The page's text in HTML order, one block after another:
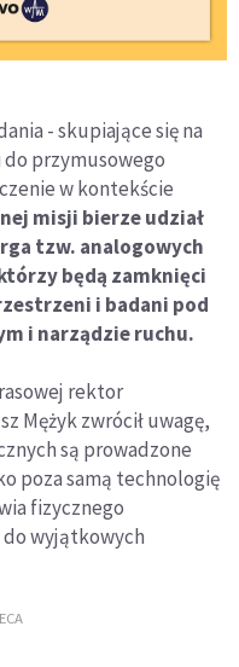
- skupiające się na
przymusowego
w kontekście
misji bierze udział
tzw. analogowych
będą zamknięci
i badani pod
i narządzie ruchu.
rektor
Mężyk zwrócił uwagę,
są prowadzone
poza samą technologię
fizycznego
do wyjątkowych